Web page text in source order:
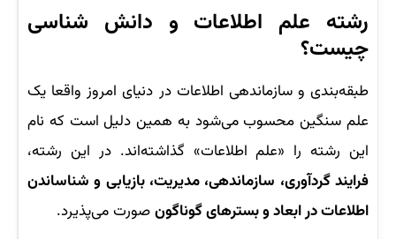
رشته علم اطلاعات و دانش شناسی
چیست؟
طبقه‌بندی و سازماندهی اطلاعات در دنیای امروز واقعا یک
علم سنگین محسوب می‌شود به همین دلیل است که نام
این رشته را «علم اطلاعات» گذاشته‌اند. در این رشته،
فرایند گردآوری، سازماندهی، مدیریت، بازیابی و شناساندن
اطلاعات در ابعاد و بسترهای گوناگونصورت می‌پذیرد.